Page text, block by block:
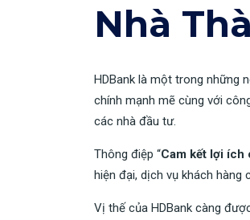
Nhà
HDBank là một trong những
chính mạnh mẽ cùng với
các nhà đầu tư.
Thông điệp “Cam kết lợi ích
hiện đại, dịch vụ khách hàng
Vị thế của HDBank càng